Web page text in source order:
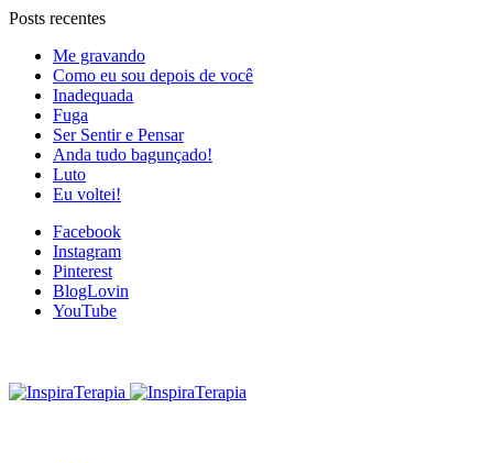
Posts recentes
Me gravando
Como eu sou depois de você
Inadequada
Fuga
Ser Sentir e Pensar
Anda tudo bagunçado!
Luto
Eu voltei!
Facebook
Instagram
Pinterest
BlogLovin
YouTube